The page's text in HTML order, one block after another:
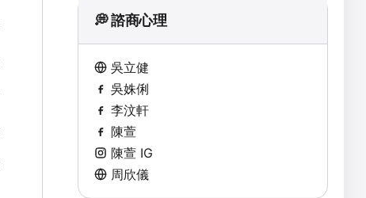
💭 諮商心理
吳立健
吳姝俐
李汶軒
陳萱
陳萱 IG
周欣儀